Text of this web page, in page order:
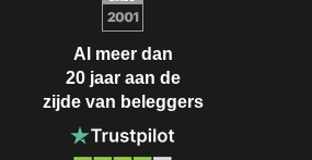
Al meer dan
20 jaar aan de
zijde van beleggers